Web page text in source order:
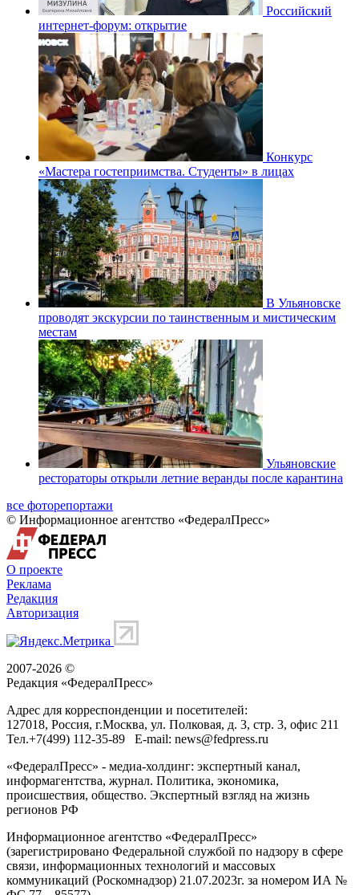
Российский
интернет-форум: открытие
Конкурс
«Мастера гостеприимства. Студенты» в лицах
В Ульяновске
проводят экскурсии по таинственным и мистическим
местам
Ульяновские
рестораторы открыли летние веранды после карантина
все фоторепортажи
© Информационное агентство «ФедералПресс»
О проекте
Реклама
Редакция
Авторизация
2007-2026 ©
Редакция «ФедералПресс»
Адрес для корреспонденции и посетителей:
127018, Россия, г.Москва, ул. Полковая, д. 3, стр. 3, офис 211
Тел.+7(499) 112-35-89 E-mail: news@fedpress.ru
«ФедералПресс» - медиа-холдинг: экспертный канал,
информагентства, журнал. Политика, экономика,
происшествия, общество. Экспертный взгляд на жизнь
регионов РФ
Информационное агентство «ФедералПресс»
(зарегистрировано Федеральной службой по надзору в сфере
связи, информационных технологий и массовых
коммуникаций (Роскомнадзор) 21.07.2023г. за номером ИА №